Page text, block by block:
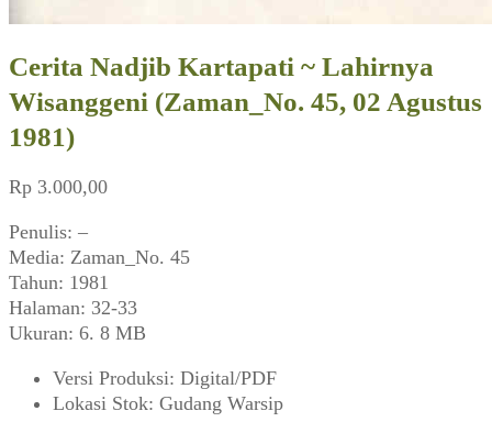
Cerita Nadjib Kartapati ~ Lahirnya
Wisanggeni (Zaman_No. 45, 02 Agustus
1981)
Rp 3.000,00
Penulis: –
Media: Zaman_No. 45
Tahun: 1981
Halaman: 32-33
Ukuran: 6. 8 MB
Versi Produksi: Digital/PDF
Lokasi Stok: Gudang Warsip